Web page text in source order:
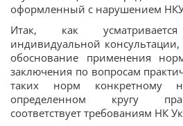
оформленный с нарушением
Итак, как
индивидуальной консультации,
обоснование применения
заключения по вопросам
таких норм конкретному
определенном кругу
соответствует требованиям НК